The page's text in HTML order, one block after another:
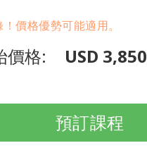
價格優勢可能適用。
價格: USD 3,850
預訂課程